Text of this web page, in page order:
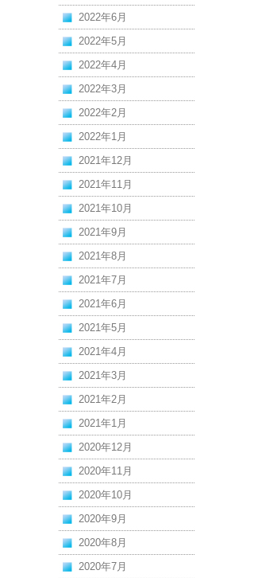
2022年6月
2022年5月
2022年4月
2022年3月
2022年2月
2022年1月
2021年12月
2021年11月
2021年10月
2021年9月
2021年8月
2021年7月
2021年6月
2021年5月
2021年4月
2021年3月
2021年2月
2021年1月
2020年12月
2020年11月
2020年10月
2020年9月
2020年8月
2020年7月